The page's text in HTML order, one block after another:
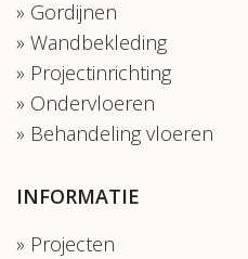
Gordijnen
Wandbekleding
Projectinrichting
Ondervloeren
Behandeling vloeren
INFORMATIE
Projecten